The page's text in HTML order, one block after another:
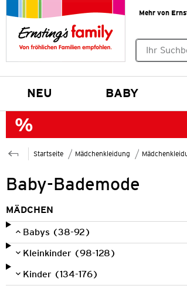
Mehr von
NEU BABY
Startseite Mädchenkleidung
Baby-Bademode
MÄDCHEN
Babys (38-92)
Kleinkinder (98-128)
Kinder (134-176)